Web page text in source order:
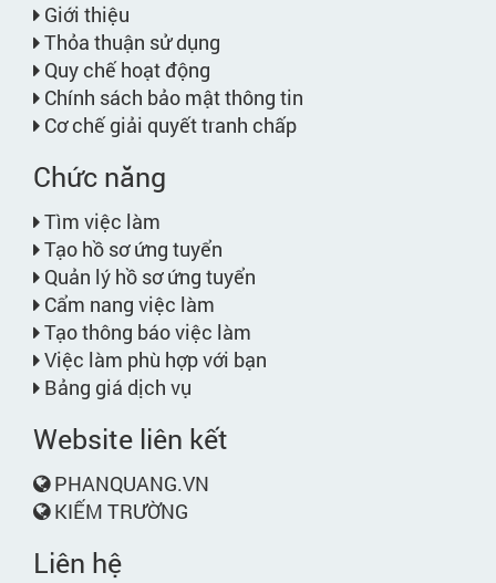
Giới thiệu
Thỏa thuận sử dụng
Quy chế hoạt động
Chính sách bảo mật thông tin
Cơ chế giải quyết tranh chấp
Chức năng
Tìm việc làm
Tạo hồ sơ ứng tuyển
Quản lý hồ sơ ứng tuyển
Cẩm nang việc làm
Tạo thông báo việc làm
Việc làm phù hợp với bạn
Bảng giá dịch vụ
Website liên kết
PHANQUANG.VN
KIẾM TRƯỜNG
Liên hệ